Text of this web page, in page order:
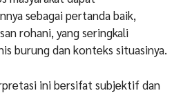
sebagai pertanda baik,
rohani, yang seringkali
burung dan konteks situasinya.
ini bersifat subjektif dan